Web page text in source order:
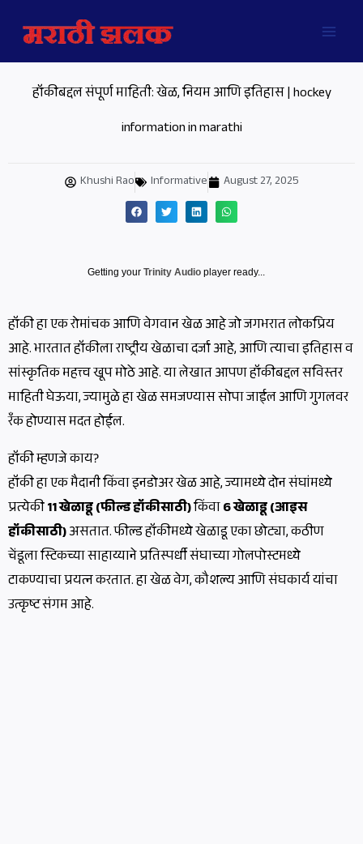
content
हॉकीबद्दल संपूर्ण माहिती: खेळ, नियम आणि इतिहास | hockey
information in marathi
Khushi Rao Informative August 27, 2025
Getting yourTrinity Audio player ready...
हॉकी हा एक रोमांचक आणि वेगवान खेळ आहे जो जगभरात लोकप्रिय
आहे. भारतात हॉकीला राष्ट्रीय खेळाचा दर्जा आहे, आणि त्याचा इतिहास व
सांस्कृतिक महत्त्व खूप मोठे आहे. या लेखात आपण हॉकीबद्दल सविस्तर
माहिती घेऊया, ज्यामुळे हा खेळ समजण्यास सोपा जाईल आणि गुगलवर
रँक होण्यास मदत होईल.
हॉकी म्हणजे काय?
हॉकी हा एक मैदानी किंवा इनडोअर खेळ आहे, ज्यामध्ये दोन संघांमध्ये
प्रत्येकी11 खेळाडू (फील्ड हॉकीसाठी)किंवा6 खेळाडू (आइस
हॉकीसाठी)असतात. फील्ड हॉकीमध्ये खेळाडू एका छोट्या, कठीण
चेंडूला स्टिकच्या साहाय्याने प्रतिस्पर्धी संघाच्या गोलपोस्टमध्ये
टाकण्याचा प्रयत्न करतात. हा खेळ वेग, कौशल्य आणि संघकार्य यांचा
उत्कृष्ट संगम आहे.